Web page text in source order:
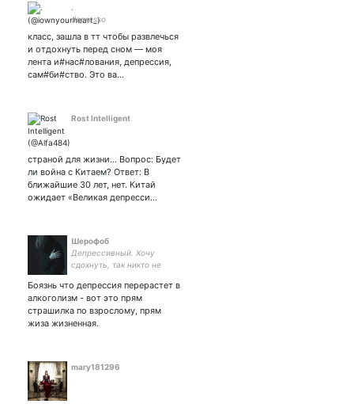
.
depresso
класс, зашла в тт чтобы развлечься
и отдохнуть перед сном — моя
лента и#нас#лования, депрессия,
сам#би#ство. Это ва…
Rost Intelligent
страной для жизни… Вопрос: Будет
ли война с Китаем? Ответ: В
ближайшие 30 лет, нет. Китай
ожидает «Великая депресси…
Шерофоб
Депрессивный. Хочу
сдохнуть, так никто не
Твитты создаю для себя.
люблю пропадать.
Слишком много матерюсь
Боязнь что депрессия перерастет в
алкоголизм - вот это прям
страшилка по взрослому, прям
жиза жизненная.
mary181296